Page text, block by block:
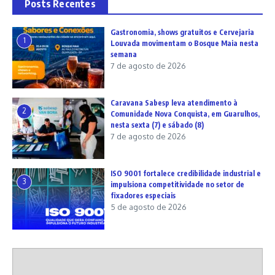
Posts Recentes
1
Gastronomia, shows gratuitos e Cervejaria
Louvada movimentam o Bosque Maia nesta
semana
7 de agosto de 2026
2
Caravana Sabesp leva atendimento à
Comunidade Nova Conquista, em Guarulhos,
nesta sexta (7) e sábado (8)
7 de agosto de 2026
3
ISO 9001 fortalece credibilidade industrial e
impulsiona competitividade no setor de
fixadores especiais
5 de agosto de 2026